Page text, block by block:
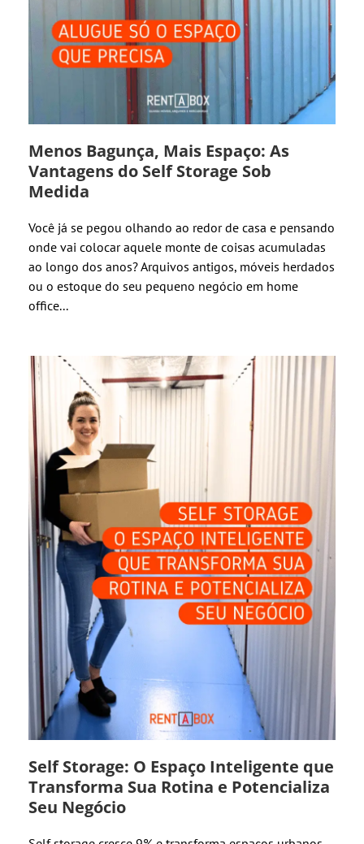
Menos Bagunça, Mais Espaço: As
Vantagens do Self Storage Sob
Medida
Você já se pegou olhando ao redor de casa e pensando
onde vai colocar aquele monte de coisas acumuladas
ao longo dos anos? Arquivos antigos, móveis herdados
ou o estoque do seu pequeno negócio em home
office...
Self Storage: O Espaço Inteligente que
Transforma Sua Rotina e Potencializa
Seu Negócio